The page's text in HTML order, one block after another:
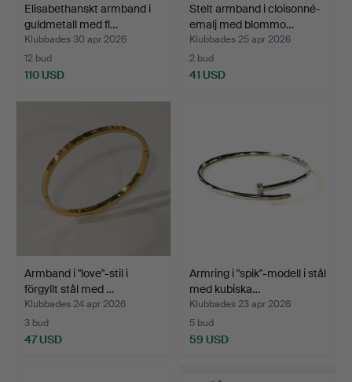
Elisabethanskt armband i
guldmetall med fl…
Klubbades 30 apr 2026
12 bud
110 USD
Stelt armband i cloisonné-
emalj med blommo…
Klubbades 25 apr 2026
2 bud
41 USD
Armband i "love"-stil i
förgyllt stål med …
Klubbades 24 apr 2026
3 bud
47 USD
Armring i "spik"-modell i stål
med kubiska…
Klubbades 23 apr 2026
5 bud
59 USD